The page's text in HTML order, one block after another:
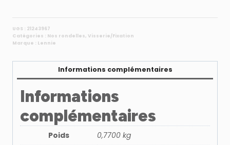
large
zingue
-
200
UGS : 21243967
Catégories : Nos rondelles, Visserie/Fixation
Marque : Lennie
Informations complémentaires
Informations
complémentaires
Poids
0,7700 kg